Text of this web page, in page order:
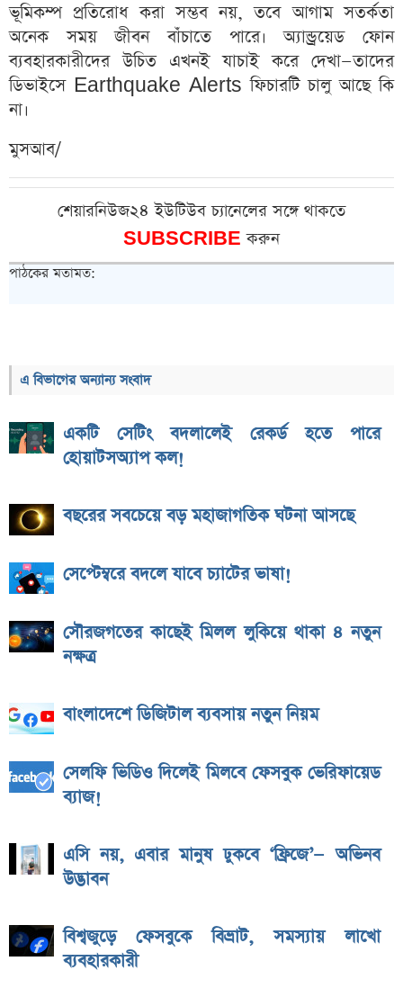
ভূমিকম্প প্রতিরোধ করা সম্ভব নয়, তবে আগাম সতর্কতা
অনেক সময় জীবন বাঁচাতে পারে। অ্যান্ড্রয়েড ফোন
ব্যবহারকারীদের উচিত এখনই যাচাই করে দেখা—তাদের
ডিভাইসে Earthquake Alerts ফিচারটি চালু আছে কি
না।
মুসআব/
শেয়ারনিউজ২৪ ইউটিউব চ্যানেলের সঙ্গে থাকতে
SUBSCRIBEকরুন
পাঠকের মতামত:
এ বিভাগের অন্যান্য সংবাদ
একটি সেটিং বদলালেই রেকর্ড হতে পারে
হোয়াটসঅ্যাপ কল!
বছরের সবচেয়ে বড় মহাজাগতিক ঘটনা আসছে
সেপ্টেম্বরে বদলে যাবে চ্যাটের ভাষা!
সৌরজগতের কাছেই মিলল লুকিয়ে থাকা ৪ নতুন
নক্ষত্র
বাংলাদেশে ডিজিটাল ব্যবসায় নতুন নিয়ম
সেলফি ভিডিও দিলেই মিলবে ফেসবুক ভেরিফায়েড
ব্যাজ!
এসি নয়, এবার মানুষ ঢুকবে ‘ফ্রিজে’— অভিনব
উদ্ভাবন
বিশ্বজুড়ে ফেসবুকে বিভ্রাট, সমস্যায় লাখো
ব্যবহারকারী